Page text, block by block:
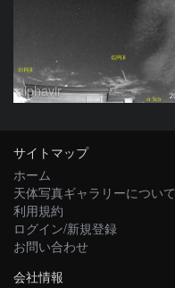
alphavir
サイトマップ
ホーム
天体写真ギャラリーについて
利用規約
ログイン/新規登録
お問い合わせ
会社情報